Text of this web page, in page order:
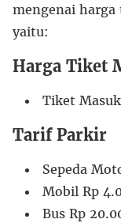
mengenai
yaitu:
Harga Tiket
Tiket
Tarif Parkir
Sepeda
Mobil Rp
Bus Rp